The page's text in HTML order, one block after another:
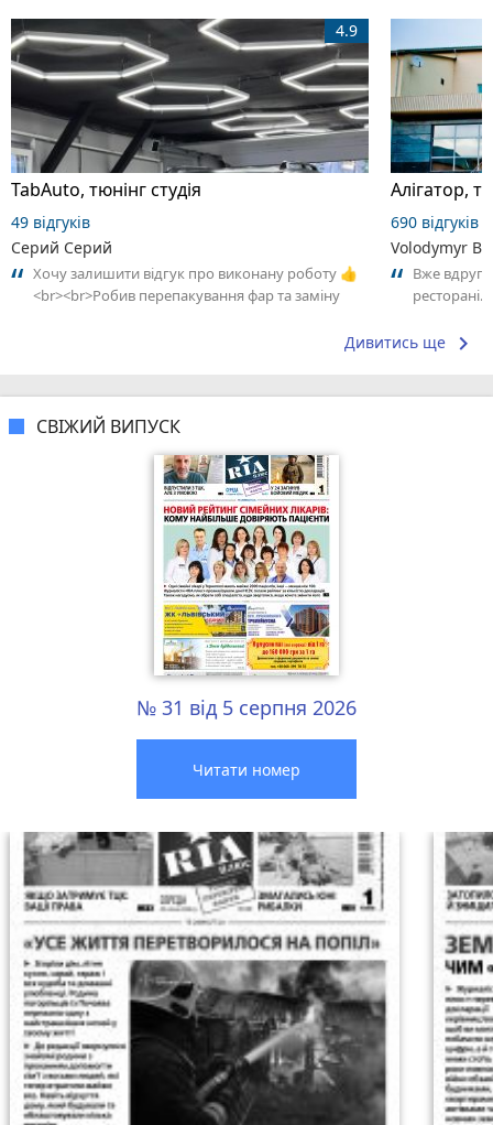
TabAuto, тюнінг студія
4.9
49 відгуків
Серий Серий
Хочу залишити відгук про виконану роботу 👍
<br><br>Робив перепакування фар та заміну
690 відгуків
Volodymyr
Вже
ресторані.
Дивитись ще keyboard_arrow_right
СВІЖИЙ ВИПУСК
№ 31 від 5 серпня 2026
Читати номер